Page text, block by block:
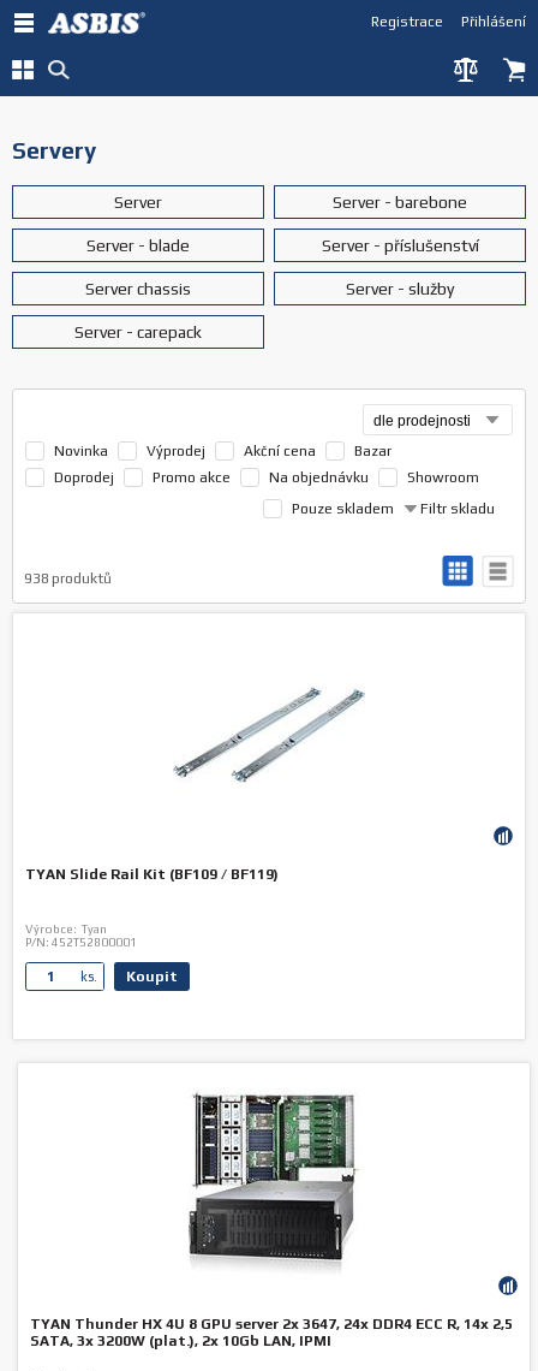
Přihlášení
Registrace
Servery
Server Server - barebone
Server - blade Server - příslušenství
Server chassis Server - služby
Server - carepack
Novinka Výprodej Akční cena
Bazar
Doprodej
Promo akce Na objednávku
Showroom
Filtr skladu
Pouze skladem
938 produktů
TYAN Slide Rail Kit (BF109 / BF119)
Výrobce: Tyan
P/N: 452T52800001
ks. Koupit
TYAN Thunder HX 4U 8 GPU server 2x 3647, 24x DDR4 ECC R, 14x 2,5
SATA, 3x 3200W (plat.), 2x 10Gb LAN, IPMI